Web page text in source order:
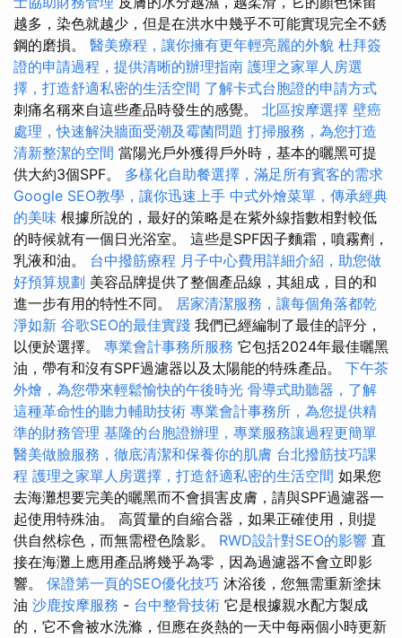
越多，染色就越少，但是在洪水中幾乎不可能實現完全不銹
鋼的磨損。 醫美療程，讓你擁有更年輕亮麗的外貌 杜拜簽
證的申請過程，提供清晰的辦理指南 護理之家單人房選
擇，打造舒適私密的生活空間 了解卡式台胞證的申請方式
刺痛名稱來自這些產品時發生的感覺。 北區按摩選擇 壁癌
處理，快速解決牆面受潮及霉菌問題 打掃服務，為您打造
清新整潔的空間 當陽光戶外獲得戶外時，基本的曬黑可提
供大約3個SPF。 多樣化自助餐選擇，滿足所有賓客的需求
Google SEO教學，讓你迅速上手 中式外燴菜單，傳承經典
的美味 根據所說的，最好的策略是在紫外線指數相對較低
的時候就有一個日光浴室。 這些是SPF因子麵霜，噴霧劑，
乳液和油。 台中撥筋療程 月子中心費用詳細介紹，助您做
好預算規劃 美容品牌提供了整個產品線，其組成，目的和
進一步有用的特性不同。 居家清潔服務，讓每個角落都乾
淨如新 谷歌SEO的最佳實踐 我們已經編制了最佳的評分，
以便於選擇。 專業會計事務所服務 它包括2024年最佳曬黑
油，帶有和沒有SPF過濾器以及太陽能的特殊產品。 下午茶
外燴，為您帶來輕鬆愉快的午後時光 骨導式助聽器，了解
這種革命性的聽力輔助技術 專業會計事務所，為您提供精
準的財務管理 基隆的台胞證辦理，專業服務讓過程更簡單
醫美做臉服務，徹底清潔和保養你的肌膚 台北撥筋技巧課
程 護理之家單人房選擇，打造舒適私密的生活空間 如果您
去海灘想要完美的曬黑而不會損害皮膚，請與SPF過濾器一
起使用特殊油。 高質量的自縮合器，如果正確使用，則提
供自然棕色，而無需橙色陰影。 RWD設計對SEO的影響 直
接在海灘上應用產品將幾乎為零，因為過濾器不會立即影
響。 保證第一頁的SEO優化技巧 沐浴後，您無需重新塗抹
油 沙鹿按摩服務 - 台中整骨技術 它是根據親水配方製成
的，它不會被水洗滌，但應在炎熱的一天中每兩個小時更新